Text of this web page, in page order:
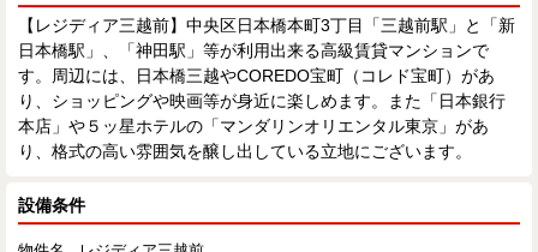
【レジディア三越前】中央区日本橋本町3丁目「三越前駅」と「新
日本橋駅」、「神田駅」等が利用出来る高級賃貸マンションで
す。周辺には、日本橋三越やCOREDO宝町（コレド宝町）があ
り、ショッピングや映画等が身近に楽しめます。また「日本銀行
本店」や５ッ星ホテルの「マンダリンオリエンタル東京」があ
り、格式の高い雰囲気を醸し出している立地にございます。
設備条件